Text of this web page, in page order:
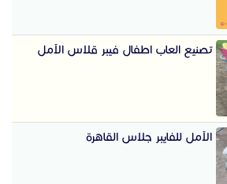
تصنيع العاب اطفال فيبر قلاس الآمل
الآمل للفايبر جلاس القاهرة